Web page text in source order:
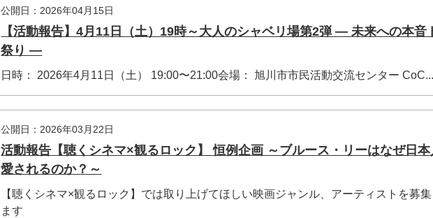
公開日：2026年04月15日
【活動報告】4月11日（土）19時～大人のシャベリ場第2弾 ― 未来への本音
祭り ―
日時： 2026年4月11日（土） 19:00〜21:00会場： 旭川市市民活動交流センター
公開日：2026年03月22日
活動報告【聴くシネマ×観るロック】 恒例企画 ～ブルース・リーはなぜ日
愛されるのか？～
【聴くシネマ×観るロック】では取り上げてほしい映画ジャンル、アーティストを募
ます